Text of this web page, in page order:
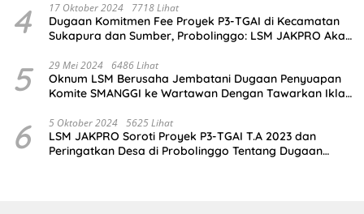
4 17 Oktober 2024 7718 Lihat
Dugaan Komitmen Fee Proyek P3-TGAI di Kecamatan
Sukapura dan Sumber, Probolinggo: LSM JAKPRO Akan
5 29 Mei 2024 6486 Lihat
Oknum LSM Berusaha Jembatani Dugaan Penyuapan
Komite SMANGGI ke Wartawan Dengan Tawarkan Iklan
6 5 Oktober 2024 5625 Lihat
LSM JAKPRO Soroti Proyek P3-TGAI T.A 2023 dan
Peringatkan Desa di Probolinggo Tentang Dugaan